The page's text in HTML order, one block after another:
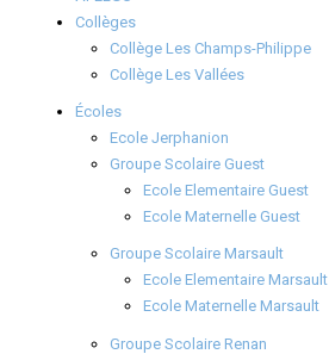
Collèges
Collège Les Champs-Philippe
Collège Les Vallées
Écoles
Ecole Jerphanion
Groupe Scolaire Guest
Ecole Elementaire Guest
Ecole Maternelle Guest
Groupe Scolaire Marsault
Ecole Elementaire Marsault
Ecole Maternelle Marsault
Groupe Scolaire Renan